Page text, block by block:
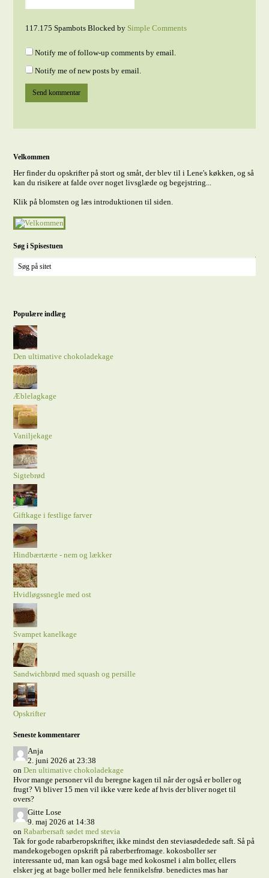
117.175 Spambots Blocked by Simple Comments
Notify me of follow-up comments by email.
Notify me of new posts by email.
Velkommen
Her finder du opskrifter på stort og småt, der blev til i Lene's køkken, og så
kan du risikere at falde over noget livsglæde og begejstring...
Klik på blomsten og læs introduktionen til siden.
Søg i Spisestuen
Populære indlæg
Den ultimative chokoladekage
Æblelagkage
Vaniljekage
Sigtebrød
Giftkage i festlige farver
Hindbærtærte - nem og lækker
Hvidløgssnegle med ost
Svampet kanelkage
Sandwichbrød med squash og persille
Opskrifter
Seneste kommentarer
Anja
2. juni 2026 at 23:38
onDen ultimative chokoladekage
Hvor mange personer vil du beregne kagen til når der også er boller og
frugt? Vi bliver 15 men vil ikke være kede af hvis der bliver noget til
overs?
Gitte Lose
9. maj 2026 at 14:38
onRabarbersaft sødet med stevia
Tak for gode rabarberopskrifter, ikke mindst den steviasødedede saft. Så på
mandekogebogen opskrift på raberberfromage. kokosboller ser
interessante ud, man kan også bage med kokosmel i alm boller, ellers
elsker jeg at bage boller med hele fennikelsfrø. benedictes mas har